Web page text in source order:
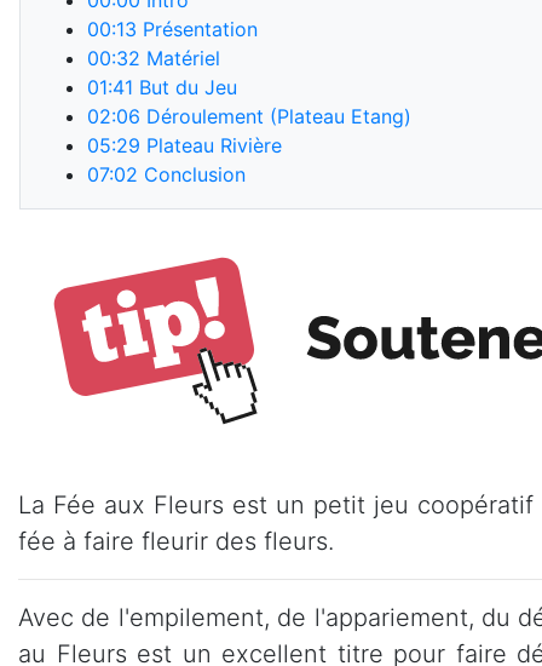
00:13 Présentation
00:32 Matériel
01:41 But du Jeu
02:06 Déroulement (Plateau Etang)
05:29 Plateau Rivière
07:02 Conclusion
La Fée aux Fleurs est un petit jeu
fée à faire fleurir des fleurs.
Avec de l'empilement, de l'appariement, du
au Fleurs est un excellent titre pour faire